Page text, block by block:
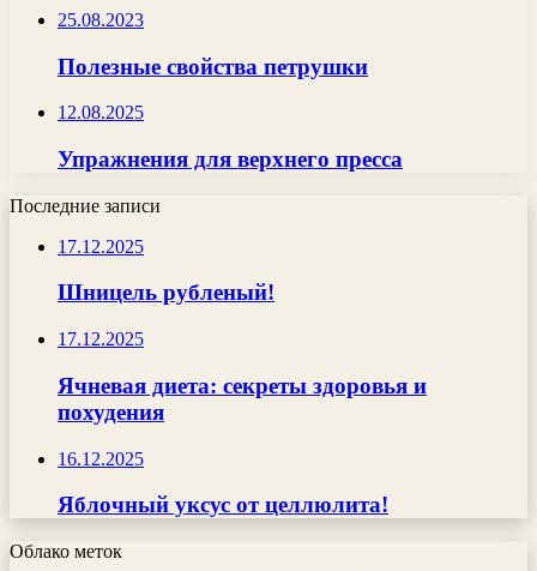
25.08.2023
Полезные свойства петрушки
12.08.2025
Упражнения для верхнего пресса
Последние записи
17.12.2025
Шницель рубленый!
17.12.2025
Ячневая диета: секреты здоровья и
похудения
16.12.2025
Яблочный уксус от целлюлита!
Облако меток